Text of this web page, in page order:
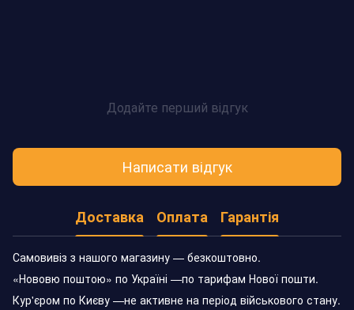
Додайте перший відгук
Написати відгук
Доставка Оплата Гарантія
Самовивіз з нашого магазину — безкоштовно.
«Нововю поштою» по Україні —по тарифам Нової пошти.
Кур'єром по Києву —не активне на період військового стану.